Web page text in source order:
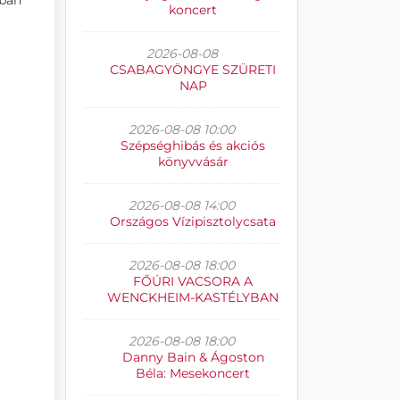
koncert
2026-08-08
CSABAGYÖNGYE SZÜRETI
NAP
2026-08-08 10:00
Szépséghibás és akciós
könyvvásár
2026-08-08 14:00
Országos Vízipisztolycsata
2026-08-08 18:00
FŐÚRI VACSORA A
WENCKHEIM-KASTÉLYBAN
2026-08-08 18:00
Danny Bain & Ágoston
Béla: Mesekoncert